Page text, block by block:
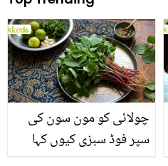
چولائی کو مون سون کی
سپر فوڈ سبزی کیوں کہا